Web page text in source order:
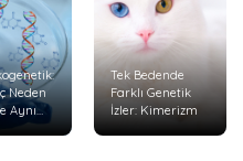
Neden
Aynı
Tek Bedende
Farklı Genetik
İzler: Kimerizm